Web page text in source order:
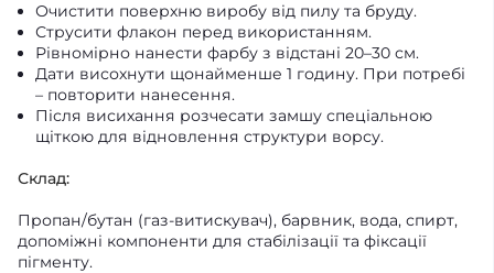
Очистити поверхню виробу від пилу та бруду.
Струсити флакон перед використанням.
Рівномірно нанести фарбу з відстані 20–30 см.
Дати висохнути щонайменше 1 годину. При потребі
– повторити нанесення.
Після висихання розчесати замшу спеціальною
щіткою для відновлення структури ворсу.
Склад:
Пропан/бутан (газ-витискувач), барвник, вода, спирт,
допоміжні компоненти для стабілізації та фіксації
пігменту.